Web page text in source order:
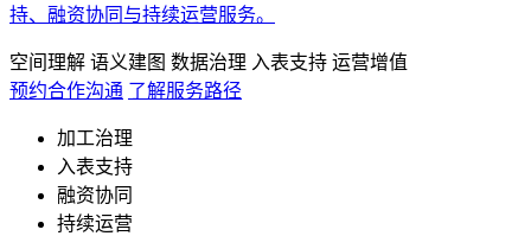
持、融资协同与持续运营服务。
空间理解 语义建图 数据治理 入表支持 运营增值
预约合作沟通 了解服务路径
加工治理
入表支持
融资协同
持续运营